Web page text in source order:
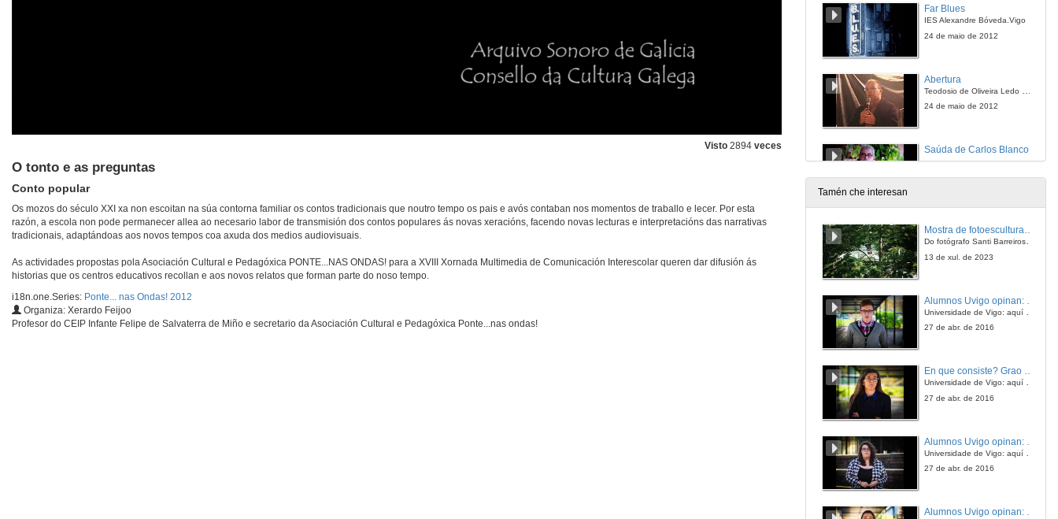
Visto 2894 veces
O tonto e as preguntas
Conto popular
Os mozos do século XXI xa non escoitan na súa contorna familiar os contos tradicionais que noutro tempo os pais e avós contaban nos momentos de traballo e lecer. Por esta
razón, a escola non pode permanecer allea ao necesario labor de transmisión dos contos populares ás novas xeracións, facendo novas lecturas e interpretacións das narrativas
tradicionais, adaptándoas aos novos tempos coa axuda dos medios audiovisuais.
As actividades propostas pola Asociación Cultural e Pedagóxica PONTE...NAS ONDAS! para a XVIII Xornada Multimedia de Comunicación Interescolar queren dar difusión ás
historias que os centros educativos recollan e aos novos relatos que forman parte do noso tempo.
i18n.one.Series: Ponte... nas Ondas! 2012
Organiza: Xerardo Feijoo
Profesor do CEIP Infante Felipe de Salvaterra de Miño e secretario da Asociación Cultural e Pedagóxica Ponte...nas ondas!
Far Blues
IES Alexandre Bóveda.Vigo
24 de maio de 2012
Abertura
Teodosio de Oliveira Ledo Boa Vista PB, Brasil
24 de maio de 2012
Saúda de Carlos Blanco
24 de maio de 2012
CEP Sequelo Marín
24 de maio de 2012
CEIP Infante Felipe. Salvaterra de Miño
24 de maio de 2012
24 de maio de 2012
Teodosio de Oliveira Ledo Boa Vista PB, Brasil
24 de maio de 2012
Escola Básica e Secundária Diogo Bernardes. Ponte da Barca
Tamén che interesan
Mostra de fotoesculturas Overtraz
Do fotógrafo Santi Barreiros e o escultor Nito Contreras.
13 de xul. de 2023
Universidade de Vigo: aquí todo é posible
27 de abr. de 2016
En que consiste? Grao en Ciencias da Linguaxe e Estudos Literarios
Universidade de Vigo: aquí todo é posible
27 de abr. de 2016
Universidade de Vigo: aquí todo é posible
27 de abr. de 2016
Alumnos Uvigo opinan: Grao en Linguas Estranxeiras